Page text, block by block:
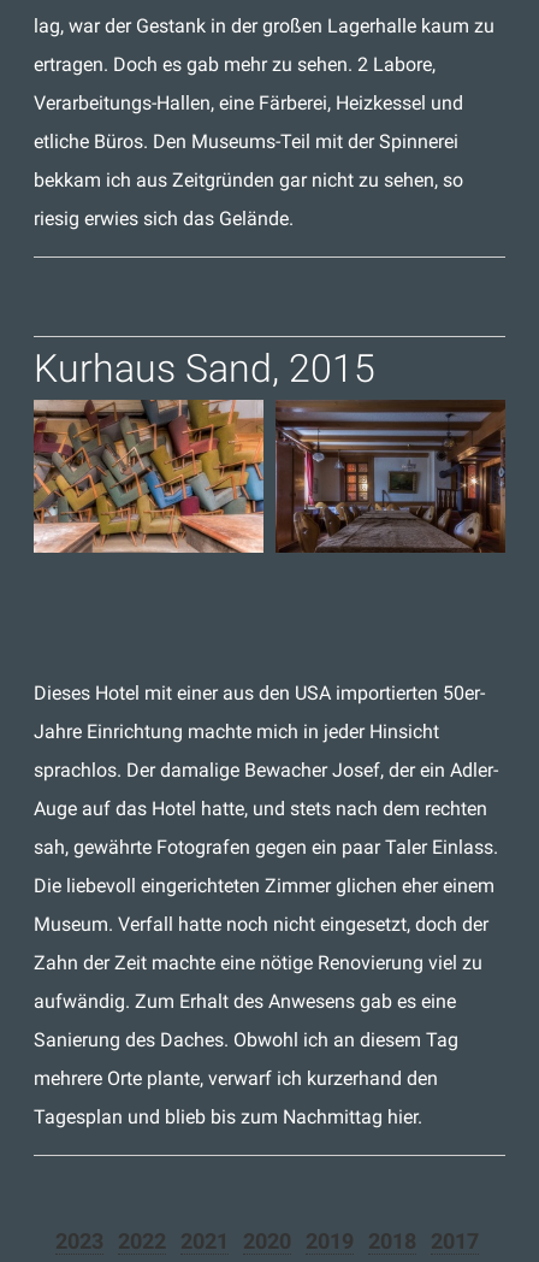
lag, war der Gestank in der großen Lagerhalle kaum zu
ertragen. Doch es gab mehr zu sehen. 2 Labore,
Verarbeitungs-Hallen, eine Färberei, Heizkessel und
etliche Büros. Den Museums-Teil mit der Spinnerei
bekkam ich aus Zeitgründen gar nicht zu sehen, so
riesig erwies sich das Gelände.
Kurhaus Sand, 2015
Dieses Hotel mit einer aus den USA importierten 50er-
Jahre Einrichtung machte mich in jeder Hinsicht
sprachlos. Der damalige Bewacher Josef, der ein Adler-
Auge auf das Hotel hatte, und stets nach dem rechten
sah, gewährte Fotografen gegen ein paar Taler Einlass.
Die liebevoll eingerichteten Zimmer glichen eher einem
Museum. Verfall hatte noch nicht eingesetzt, doch der
Zahn der Zeit machte eine nötige Renovierung viel zu
aufwändig. Zum Erhalt des Anwesens gab es eine
Sanierung des Daches. Obwohl ich an diesem Tag
mehrere Orte plante, verwarf ich kurzerhand den
Tagesplan und blieb bis zum Nachmittag hier.
2023 2022 2021 2020 2019 2018
2017